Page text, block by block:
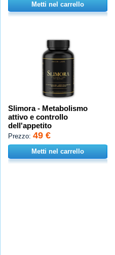
Metti nel carrello
Slimora - Metabolismo
attivo e controllo
dell'appetito
Prezzo: 49 €
Metti nel carrello